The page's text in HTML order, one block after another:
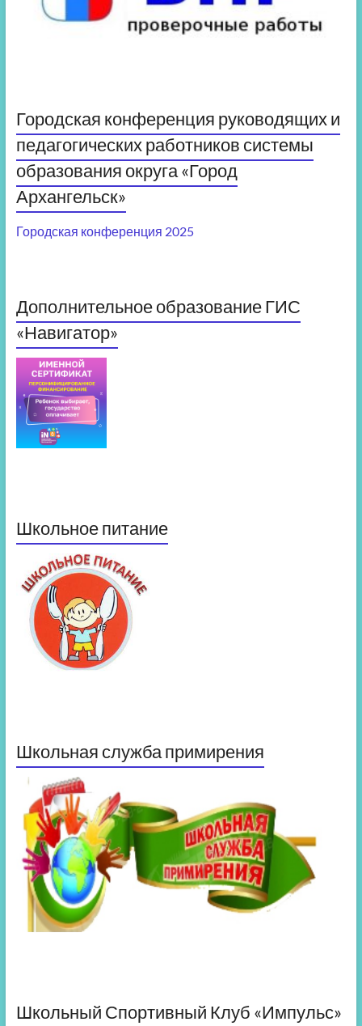
Городская конференция руководящих и
педагогических работников системы
образования округа «Город
Архангельск»
Городская конференция 2025
Дополнительное образование ГИС
«Навигатор»
Школьное питание
Школьная служба примирения
Школьный Спортивный Клуб «Импульс»